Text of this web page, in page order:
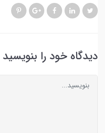
دیدگاه خود را بنویسید